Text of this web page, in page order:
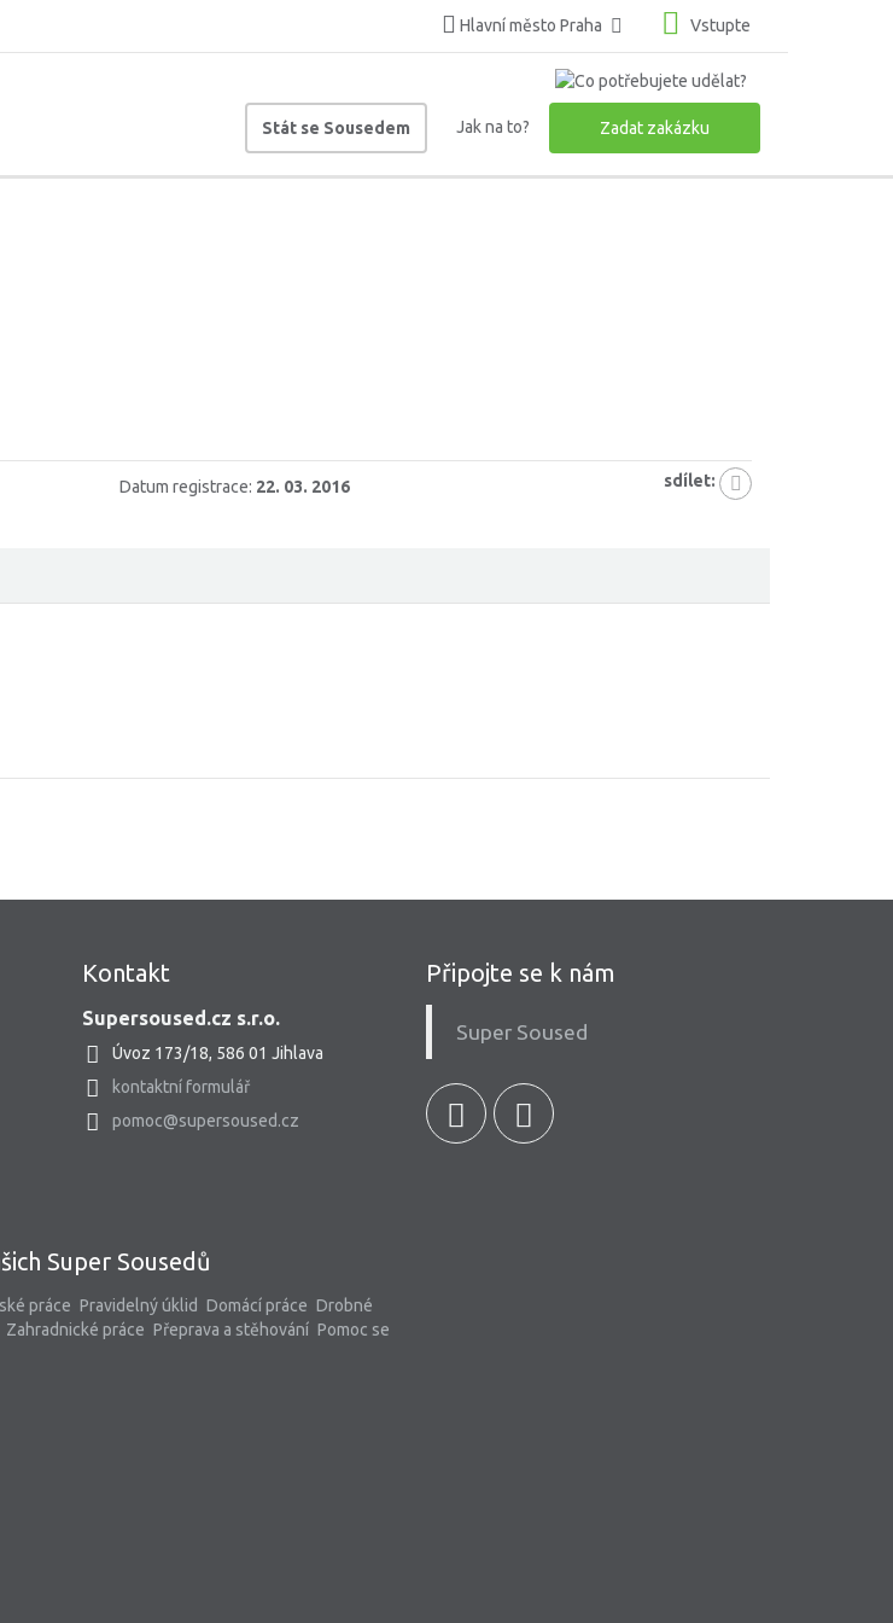
Hlavní město Praha Vstupte
Stát se Sousedem Jak na to? Zadat zakázku
Datum registrace: 22. 03. 2016 sdílet:
Kontakt
Supersoused.cz s.r.o.
Úvoz 173/18, 586 01 Jihlava
kontaktní formulář
pomoc@supersoused.cz
Super Sousedů
práce Pravidelný úklid Domácí práce Drobné
Zahradnické práce Přeprava a stěhování Pomoc se
Připojte se k nám
Super Soused